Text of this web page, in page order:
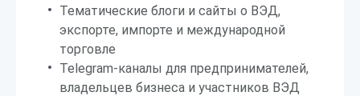
Тематические блоги и сайты о ВЭД,
экспорте, импорте и международной
торговле
Telegram-каналы для предпринимателей,
владельцев бизнеса и участников ВЭД